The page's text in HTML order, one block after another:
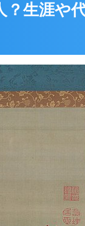
生涯や